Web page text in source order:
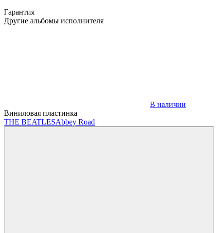
Гарантия
Другие альбомы исполнителя
В наличии
Виниловая пластинка
THE BEATLESAbbey Road